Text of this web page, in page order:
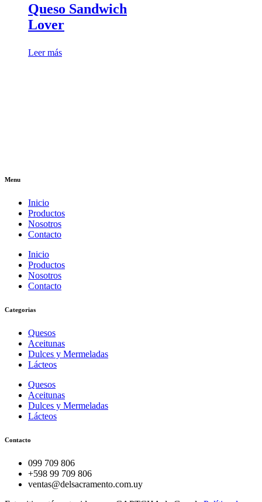
Queso Sandwich
Lover
Leer más
Menu
Inicio
Productos
Nosotros
Contacto
Inicio
Productos
Nosotros
Contacto
Categorias
Quesos
Aceitunas
Dulces y Mermeladas
Lácteos
Quesos
Aceitunas
Dulces y Mermeladas
Lácteos
Contacto
099 709 806
+598 99 709 806
ventas@delsacramento.com.uy